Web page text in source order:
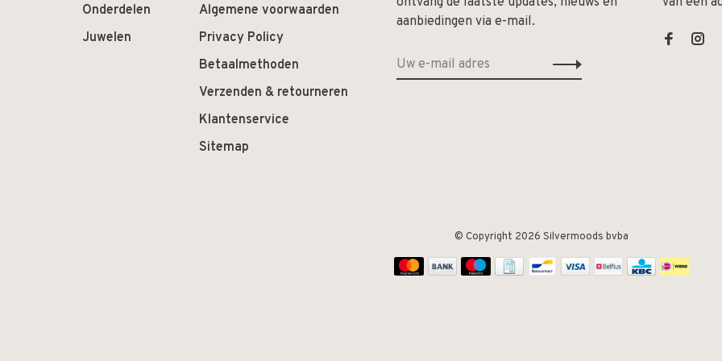
Onderdelen
Juwelen
Algemene voorwaarden
Privacy Policy
Betaalmethoden
Verzenden & retourneren
Klantenservice
Sitemap
aanbiedingen via e-mail.
© Copyright 2026 Silvermoods bvba